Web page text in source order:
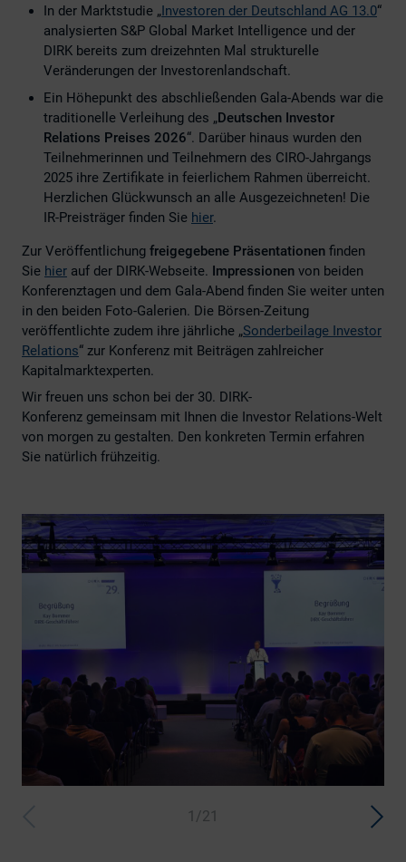
In der Marktstudie „ Investoren der Deutschland AG 13.0“
analysierten S&P Global Market Intelligence und der
DIRK bereits zum dreizehnten Mal strukturelle
Veränderungen der Investorenlandschaft.
Ein Höhepunkt des abschließenden Gala-Abends war die
traditionelle Verleihung des „Deutschen Investor
Relations Preises 2026“. Darüber hinaus wurden den
Teilnehmerinnen und Teilnehmern des CIRO-Jahrgangs
2025 ihre Zertifikate in feierlichem Rahmen überreicht.
Herzlichen Glückwunsch an alle Ausgezeichneten! Die
IR-Preisträger finden Sie hier.
Zur Veröffentlichung freigegebene Präsentationen finden
Sie hier auf der DIRK-Webseite. Impressionen von beiden
Konferenztagen und dem Gala-Abend finden Sie weiter unten
in den beiden Foto-Galerien. Die Börsen-Zeitung
veröffentlichte zudem ihre jährliche „Sonderbeilage Investor
Relations“ zur Konferenz mit Beiträgen zahlreicher
Kapitalmarktexperten.
Wir freuen uns schon bei der 30. DIRK-
Konferenz gemeinsam mit Ihnen die Investor Relations-Welt
von morgen zu gestalten. Den konkreten Termin erfahren
Sie natürlich frühzeitig.
1/21